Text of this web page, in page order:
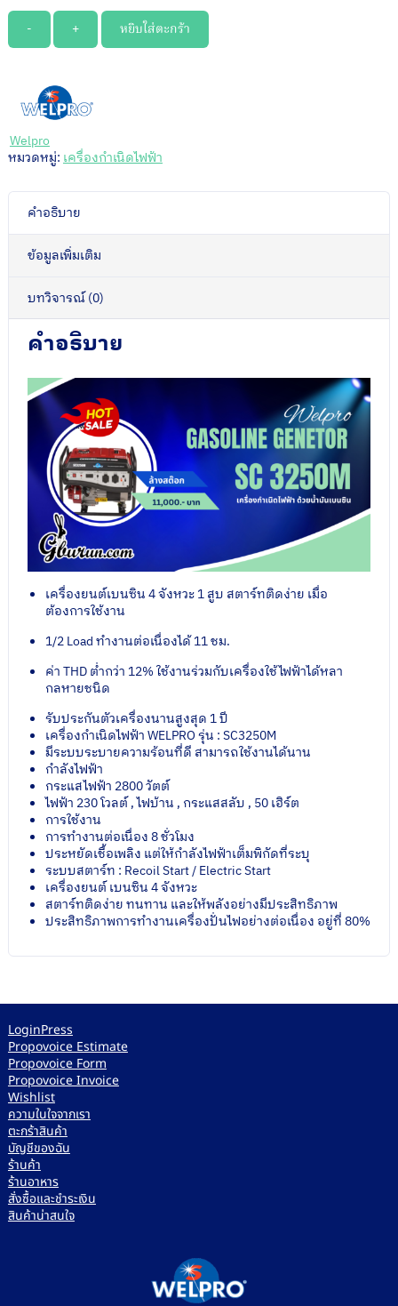
จำนวน
WELPRO
–
ปั่นไฟ
รุ่น
SC3250M
สต็
อก)
ชิ้น
หยิบใส่ตะกร้า
Welpro
หมวดหมู่:เครื่องกำเนิดไฟฟ้า
คำอธิบาย
ข้อมูลเพิ่มเติม
บทวิจารณ์ (0)
คำอธิบาย
เครื่องยนต์เบนซิน 4 จังหวะ 1 สูบ สตาร์ทติดง่าย เมื่อ
ต้องการใช้งาน
1/2 Load ทำงานต่อเนื่องได้ 11 ชม.
ค่า THD ต่ำกว่า 12% ใช้งานร่วมกับเครื่องใช้ไฟฟ้าได้หลา
กลหายชนิด
รับประกันตัวเครื่องนานสูงสุด 1 ปี
เครื่องกำเนิดไฟฟ้า WELPRO รุ่น : SC3250M
มีระบบระบายความร้อนที่ดี สามารถใช้งานได้นาน
กำลังไฟฟ้า
กระแสไฟฟ้า 2800 วัตต์
ไฟฟ้า 230 โวลต์ , ไฟบ้าน , กระแสสลับ , 50 เฮิร์ต
การใช้งาน
การทำงานต่อเนื่อง 8 ชั่วโมง
ประหยัดเชื้อเพลิง แต่ให้กำลังไฟฟ้าเต็มพิกัดที่ระบุ
ระบบสตาร์ท : Recoil Start / Electric Start
เครื่องยนต์ เบนซิน 4 จังหวะ
สตาร์ทติดง่าย ทนทาน และให้พลังอย่างมีประสิทธิภาพ
ประสิทธิภาพการทำงานเครื่องปั่นไฟอย่างต่อเนื่อง อยู่ที่ 80%
LoginPress
Propovoice Estimate
Propovoice Form
Propovoice Invoice
Wishlist
ความในใจจากเรา
ตะกร้าสินค้า
บัญชีของฉัน
ร้านค้า
ร้านอาหาร
สั่งซื้อและชำระเงิน
สินค้าน่าสนใจ